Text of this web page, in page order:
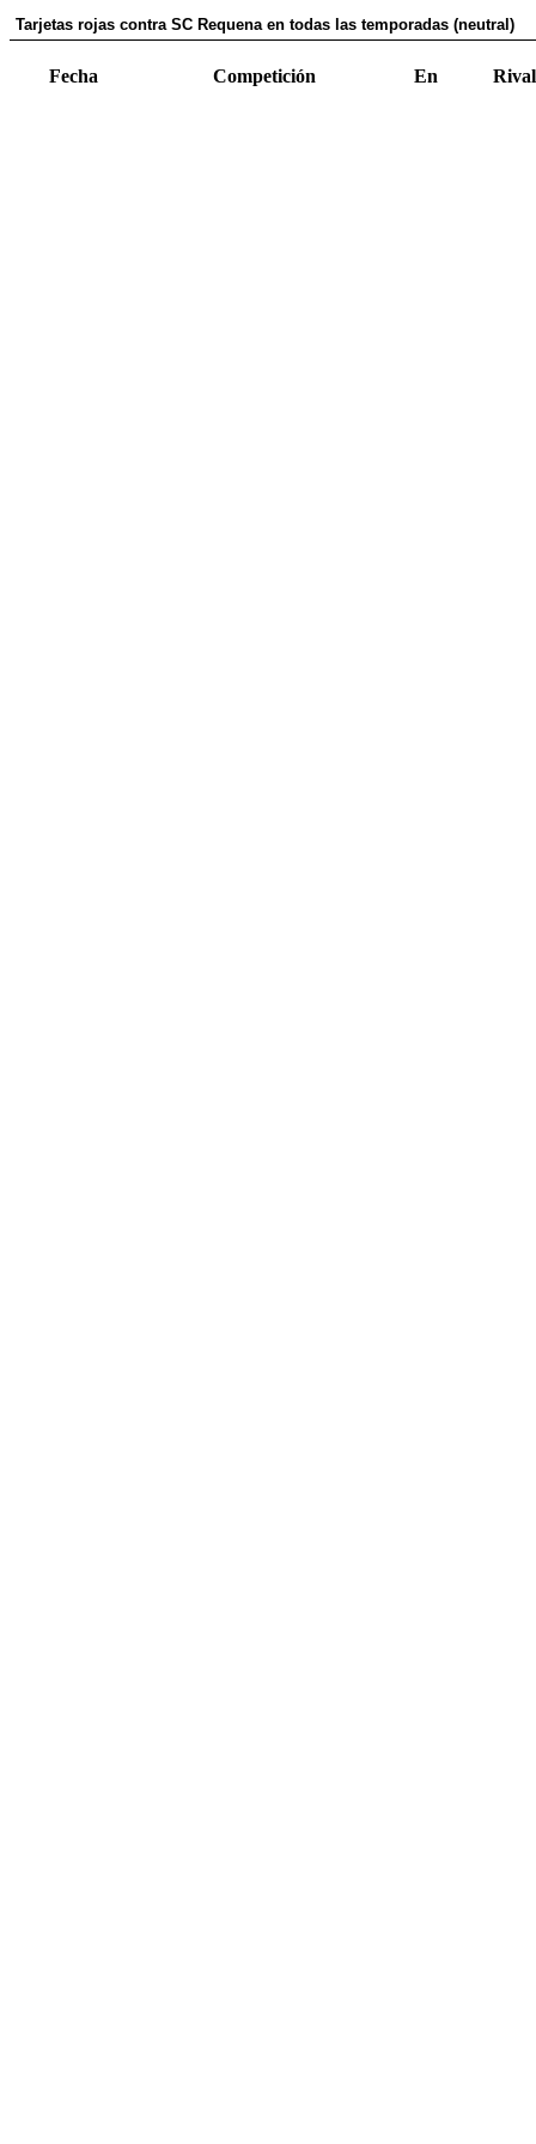
Tarjetas rojas contra SC Requena en todas las temporadas (neutral)
Fecha Competición En Rival